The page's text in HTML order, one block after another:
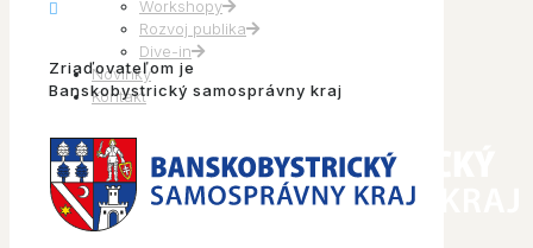
Workshopy
Rozvoj publika
Dive-in
Novinky
Kontakt
Zriaďovateľom je
Banskobystrický samosprávny kraj